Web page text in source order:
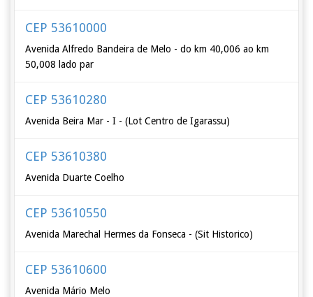
CEP 53610000
Avenida Alfredo Bandeira de Melo - do km 40,006 ao km
50,008 lado par
CEP 53610280
Avenida Beira Mar - I - (Lot Centro de Igarassu)
CEP 53610380
Avenida Duarte Coelho
CEP 53610550
Avenida Marechal Hermes da Fonseca - (Sit Historico)
CEP 53610600
Avenida Mário Melo